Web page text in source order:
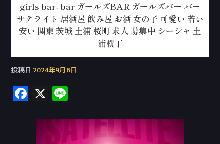
girls bar- bar ガールズBAR ガールズバー バー
サテライト 居酒屋 飲み屋 お酒 女の子 可愛い 若い
安い 関東 茨城 土浦 桜町 求人 募集中 シーシャ 土
浦横丁
投稿日 2024年9月6日
F
c
X
e